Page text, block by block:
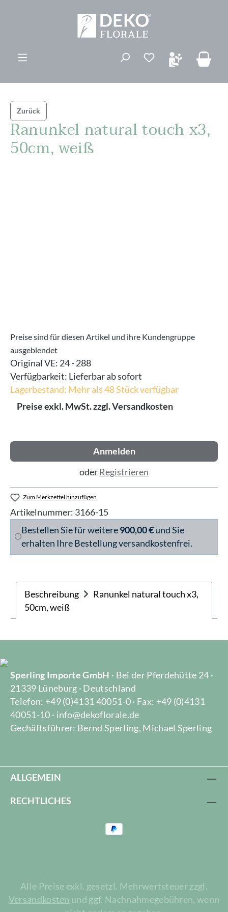
Du hast 0
Zurück
Ranunkel natural touch x3,
50cm, weiß
Preise sind für diesen Artikel und ihre Kundengruppe
ausgeblendet
Original VE: 24 - 288
Verfügbarkeit: Lieferbar ab sofort
Lagerbestand: Mehr als 48 Stück verfügbar
Preise exkl. MwSt. zzgl. Versandkosten
Anmelden
oderRegistrieren
Zum Merkzettel hinzufügen
Artikelnummer: 3166-15
Bestellen Sie für weitere900,00 €und Sie
erhalten Ihre Bestellung versandkostenfrei.
Beschreibung
Ranunkel natural touch x3,
50cm, weiß
Sperling Importe GmbH · Bei der Pferdehütte 24 ·
21339 Lüneburg · Deutschland
Telefon: +49 (0)4131 40051-0 · Fax: +49 (0)4131
40051-10 · info@dekoflorale.de
Gechäftsführer: Bernd Sperling, Michael Sperling
ALLGEMEIN
RECHTLICHES
Alle Preise exkl. gesetzl. Mehrwertsteuer zzgl.
Versandkosten und ggf. Nachnahmegebühren, wenn